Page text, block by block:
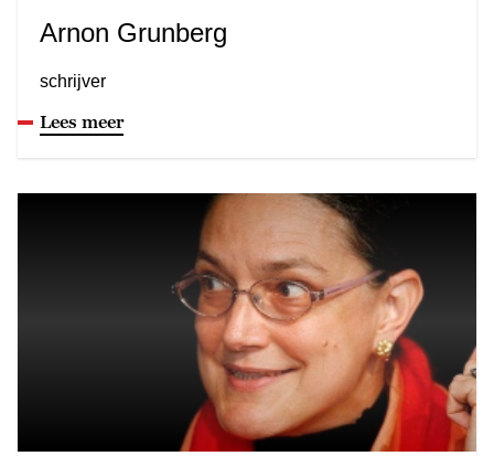
Arnon Grunberg
schrijver
Lees meer